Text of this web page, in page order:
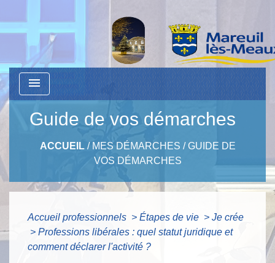
menu
Guide de vos démarches
ACCUEIL/ MES DÉMARCHES /GUIDE DE
VOS DÉMARCHES
Accueil professionnels > Étapes de vie > Je crée
> Professions libérales : quel statut juridique et
comment déclarer l'activité ?